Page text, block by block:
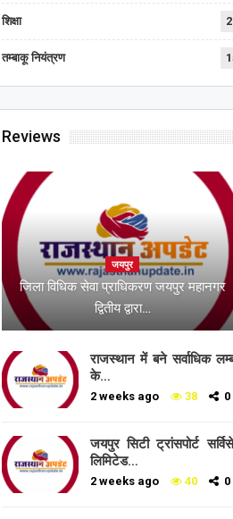
शिक्षा
तम्बाकू नियंत्रण
Reviews
जयपुर
जिला विधिक सेवा प्राधिकरण जयपुर महानगर
द्वितीय द्वारा…
राजस्थान में बने सर्वाधिक
के…
2 weeks ago 38 0
जयपुर सिटी ट्रांसपोर्ट
लिमिटेड…
2 weeks ago 40 0